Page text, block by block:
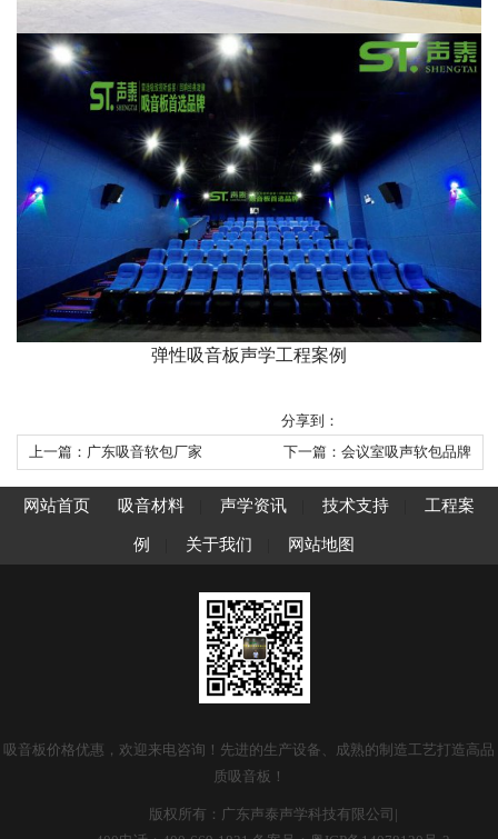
弹性吸音板声学工程案例
分享到：
上一篇：广东吸音软包厂家
下一篇：会议室吸声软包品牌
网站首页 吸音材料 声学资讯 技术支持 工程案
例 关于我们 网站地图
吸音板价格优惠，欢迎来电咨询！先进的生产设备、成熟的制造工艺打造高品
质吸音板！
版权所有：广东声泰声学科技有限公司|